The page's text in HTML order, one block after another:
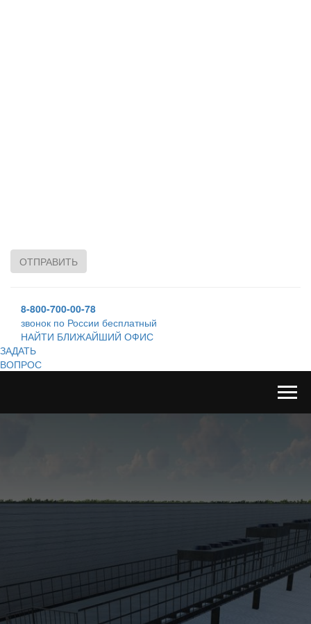
ОТПРАВИТЬ
8-800-700-00-78
звонок по России бесплатный
НАЙТИ БЛИЖАЙШИЙ ОФИС
ЗАДАТЬ
ВОПРОС